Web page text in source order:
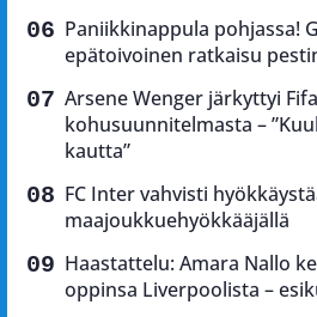
Paniikkinappula pohjassa!
epätoivoinen ratkaisu
Arsene Wenger järkyttyi
kohusuunnitelmasta –
kautta”
FC Inter vahvisti
maajoukkuehyökkääjällä
Haastattelu: Amara Nallo
oppinsa Liverpoolista –